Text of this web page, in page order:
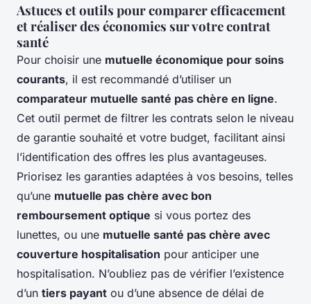
Astuces et outils pour comparer efficacement
et réaliser des économies sur votre contrat
santé
Pour choisir une mutuelle économique pour soins
courants, il est recommandé d’utiliser un
comparateur mutuelle santé pas chère en ligne.
Cet outil permet de filtrer les contrats selon le niveau
de garantie souhaité et votre budget, facilitant ainsi
l’identification des offres les plus avantageuses.
Priorisez les garanties adaptées à vos besoins, telles
qu’une mutuelle pas chère avec bon
remboursement optique si vous portez des
lunettes, ou une mutuelle santé pas chère avec
couverture hospitalisation pour anticiper une
hospitalisation. N’oubliez pas de vérifier l’existence
d’un tiers payant ou d’une absence de délai de